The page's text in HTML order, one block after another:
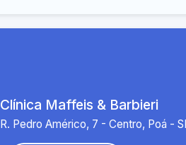
Clínica Maffeis & Barbieri
R. Pedro Américo, 7 - Centro, Poá -